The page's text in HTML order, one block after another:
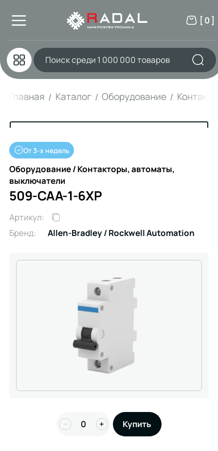
[ 0 ]
Главная Каталог Оборудование
От 3-х недель
Оборудование / Контакторы, автоматы,
выключатели
509-CAA-1-6XP
Артикул:
Бренд:
Allen-Bradley / Rockwell Automation
− + Купить